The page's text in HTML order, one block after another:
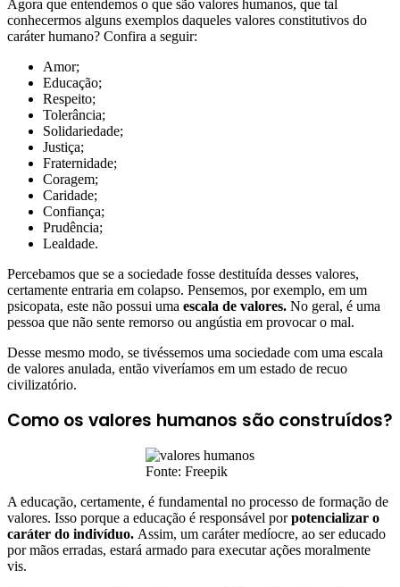
Agora que entendemos o que são valores humanos, que tal
conhecermos alguns exemplos daqueles valores constitutivos do
caráter humano? Confira a seguir:
Amor;
Educação;
Respeito;
Tolerância;
Solidariedade;
Justiça;
Fraternidade;
Coragem;
Caridade;
Confiança;
Prudência;
Lealdade.
Percebamos que se a sociedade fosse destituída desses valores,
certamente entraria em colapso. Pensemos, por exemplo, em um
psicopata, este não possui uma escala de valores. No geral, é uma
pessoa que não sente remorso ou angústia em provocar o mal.
Desse mesmo modo, se tivéssemos uma sociedade com uma escala
de valores anulada, então viveríamos em um estado de recuo
civilizatório.
Como os valores humanos são construídos?
Fonte: Freepik
A educação, certamente, é fundamental no processo de formação de
valores. Isso porque a educação é responsável porpotencializar o
caráter do indivíduo. Assim, um caráter medíocre, ao ser educado
por mãos erradas, estará armado para executar ações moralmente
vis.